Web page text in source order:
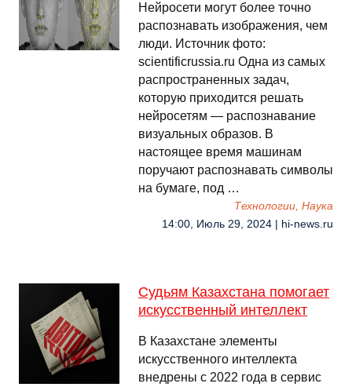
Нейросети могут более точно
распознавать изображения, чем
люди. Источник фото:
scientificrussia.ru Одна из самых
распространенных задач,
которую приходится решать
нейросетям — распознавание
визуальных образов. В
настоящее время машинам
поручают распознавать символы
на бумаге, под …
Технологии, Наука
14:00, Июль 29, 2024 | hi-news.ru
Судьям Казахстана помогает
искусственный интеллект
В Казахстане элементы
искусственного интеллекта
внедрены с 2022 года в сервис